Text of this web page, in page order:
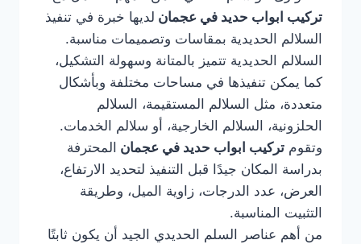
تركيب ابواب حديد في عجمان لديها خبرة في تنفيذ
السلالم الحديدية بمقاسات وتصميمات مناسبة.
السلالم الحديدية تتميز بالمتانة وسهولة التشكيل،
كما يمكن تنفيذها في مساحات مختلفة وبأشكال
متعددة، مثل السلالم المستقيمة، السلالم
الحلزونية، السلالم الخارجية، أو سلالم الخدمات.
وتقوم تركيب ابواب حديد في عجمان المحترفة
بدراسة المكان جيدًا قبل التنفيذ لتحديد الارتفاع،
العرض، عدد الدرجات، زاوية الميل، وطريقة
التثبيت المناسبة.
من أهم عناصر السلم الحديدي الجيد أن يكون ثابتًا